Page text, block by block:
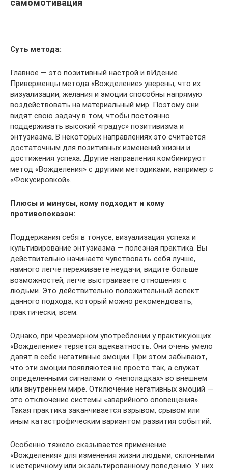
самомотивация
Суть метода:
Главное — это позитивный настрой и вИдение.
Приверженцы метода «Вожделение» уверены, что их
визуализации, желания и эмоции способны напрямую
воздействовать на материальный мир. Поэтому они
видят свою задачу в том, чтобы постоянно
поддерживать высокий «градус» позитивизма и
энтузиазма. В некоторых направлениях это считается
достаточным для позитивных изменений жизни и
достижения успеха. Другие направления комбинируют
метод «Вожделения» с другими методиками, например с
«Фокусировкой».
Плюсы и минусы, кому подходит и кому
противопоказан:
Поддержания себя в тонусе, визуализация успеха и
культивирование энтузиазма — полезная практика. Вы
действительно начинаете чувствовать себя лучше,
намного легче переживаете неудачи, видите больше
возможностей, легче выстраиваете отношения с
людьми. Это действительно положительный аспект
данного подхода, который можно рекомендовать,
практически, всем.
Однако, при чрезмерном употреблении у практикующих
«Вожделение» теряется адекватность. Они очень умело
давят в себе негативные эмоции. При этом забывают,
что эти эмоции появляются не просто так, а служат
определенными сигналами о «неполадках» во внешнем
или внутреннем мире. Отключение негативных эмоций —
это отключение системы «аварийного оповещения».
Такая практика заканчивается взрывом, срывом или
иным катастрофическим вариантом развития событий.
Особенно тяжело сказывается применение
«Вожделения» для изменения жизни людьми, склонными
к истеричному или экзальтированному поведению. У них